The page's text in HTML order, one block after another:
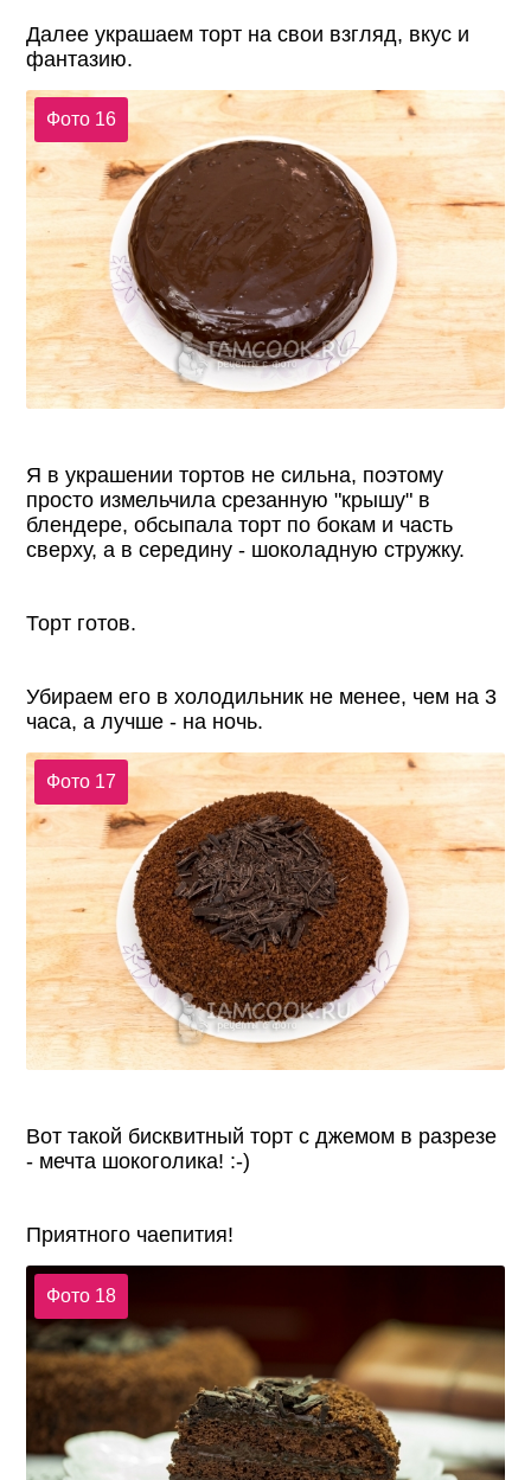
Далее украшаем торт на свои взгляд, вкус и
фантазию.
Фото 16
Я в украшении тортов не сильна, поэтому
просто измельчила срезанную "крышу" в
блендере, обсыпала торт по бокам и часть
сверху, а в середину - шоколадную стружку.
Торт готов.
Убираем его в холодильник не менее, чем на 3
часа, а лучше - на ночь.
Фото 17
Вот такой бисквитный торт с джемом в разрезе
- мечта шокоголика! :-)
Приятного чаепития!
Фото 18